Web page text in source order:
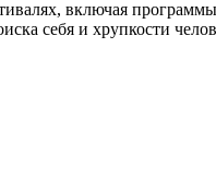
включая
себя и хрупкости